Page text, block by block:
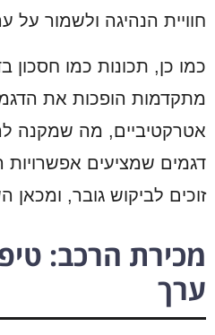
חוויית הנהיגה ולשמור על
כמו כן, תכונות כמו חסכון
מתקדמות הופכות את
אטרקטיביים, מה שמקנה
דגמים שמציעים אפשרויות
זוכים לביקוש גובר,
מכירת הרכב:
ערך